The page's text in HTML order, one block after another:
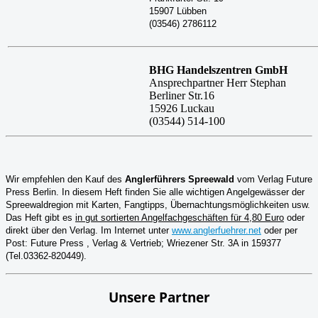
15907 Lübben
(03546) 2786112
BHG Handelszentren GmbH
Ansprechpartner Herr Stephan
Berliner Str.16
15926 Luckau
(03544) 514-100
Wir empfehlen den Kauf des Anglerführers Spreewald vom Verlag Future
Press Berlin. In diesem Heft finden Sie alle wichtigen Angelgewässer der
Spreewaldregion mit Karten, Fangtipps, Übernachtungsmöglichkeiten usw.
Das Heft gibt es in gut sortierten Angelfachgeschäften für 4,80 Euro oder
direkt über den Verlag. Im Internet unter www.anglerfuehrer.net oder per
Post: Future Press , Verlag & Vertrieb; Wriezener Str. 3A in 159377
(Tel.03362-820449).
Unsere Partner